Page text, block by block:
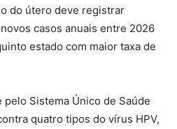
do útero deve registrar
casos anuais entre 2026
estado com maior taxa de
Sistema Único de Saúde
quatro tipos do vírus HPV,